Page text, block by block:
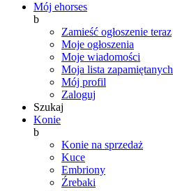
Mój ehorses
b
Zamieść ogłoszenie teraz
Moje ogłoszenia
Moje wiadomości
Moja lista zapamiętanych
Mój profil
Zaloguj
Szukaj
Konie
b
Konie na sprzedaż
Kuce
Embriony
Źrebaki